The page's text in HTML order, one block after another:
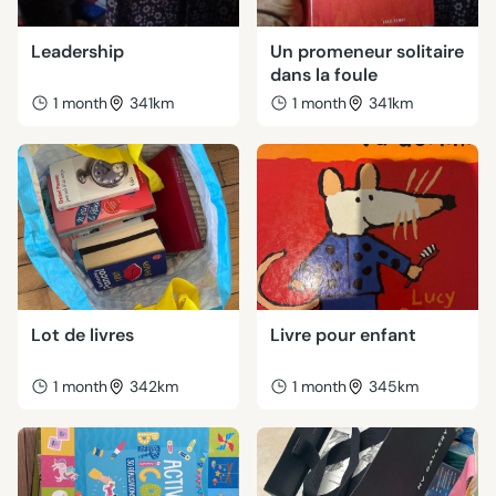
Leadership
1 month 341km
Un promeneur solitaire
dans la foule
1 month 341km
Lot de livres
1 month 342km
Livre pour enfant
1 month 345km